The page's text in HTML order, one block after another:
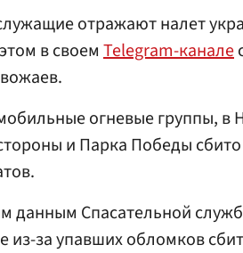
отражают налет
в своем Telegram-канале
огневые группы, в
и Парка Победы
данным Спасательной
из-за упавших обломков